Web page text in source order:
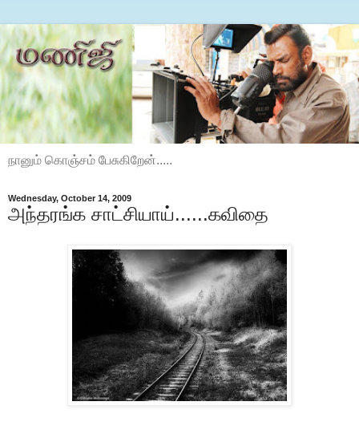
நானும் கொஞ்சம் பேசுகிறேன்.....
Wednesday, October 14, 2009
அந்தரங்க சாட்சியாய்......கவிதை